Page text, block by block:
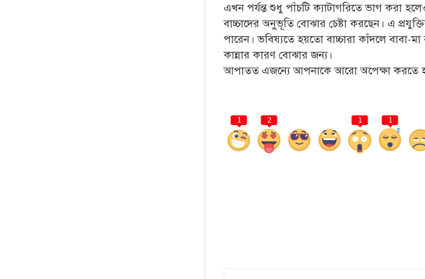
এখন পর্যন্ত শুধু পাঁচটি ক্যাটাগরিতে ভাগ করা
বাচ্চাদের অনুভূতি বোঝার চেষ্টা করছেন। এ
পারেন। ভবিষ্যতে হয়তো বাচ্চারা কাঁদলে বাবা-
কান্নার কারণ বোঝার জন্য।
আপাতত এজন্যে আপনাকে আরো অপেক্ষা করতে
1 2 1 1